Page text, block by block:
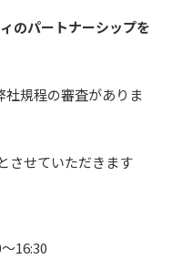
のパートナーシップを
規程の審査がありま
させていただきます
16:30